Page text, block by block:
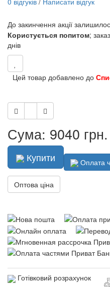
До закинчення акції
Користується попитом;
днів
Цей товар добавлено до
Сума: 9040 грн.
Купити Оплата
Оптова ціна
Готівковий розрахунок